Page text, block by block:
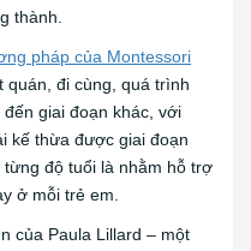
thành.
pháp của Montessori
quán, đi cùng, quá trình
giai đoạn khác, với
kế thừa được giai đoạn
độ tuổi là nhằm hỗ trợ
ở mỗi trẻ em.
của Paula Lillard – một